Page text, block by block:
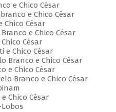
e Chico César
e Chico César
Chico César
e Chico César
César
e Chico César
Branco e Chico César
e Chico César
Branco e Chico César
Chico César